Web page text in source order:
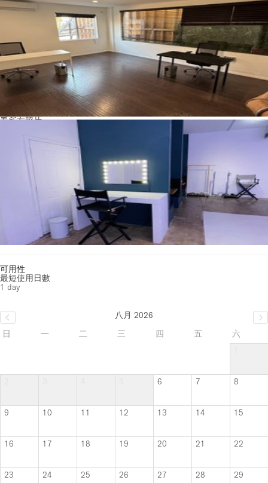
看所有照片
可用性
最短使用日數
1 day
八月 2026
日
一 二 三 四 五
六
6 7 8
9 10 11 12 13 14 15
16 17 18 19 20 21 22
23 24 25 26 27 28 29